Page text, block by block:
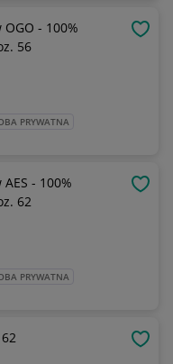
- 100%
56
PRYWATNA
- 100%
62
PRYWATNA